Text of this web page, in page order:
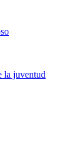
la juventud